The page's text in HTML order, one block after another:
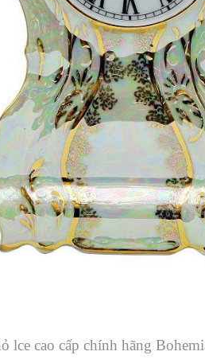
lce cao cấp chính hãng